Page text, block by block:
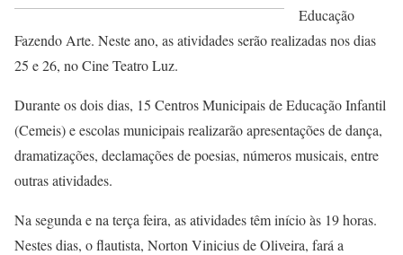
Educação
Fazendo Arte. Neste ano, as atividades serão realizadas nos dias
25 e 26, no Cine Teatro Luz.
Durante os dois dias, 15 Centros Municipais de Educação Infantil
(Cemeis) e escolas municipais realizarão apresentações de dança,
dramatizações, declamações de poesias, números musicais, entre
outras atividades.
Na segunda e na terça feira, as atividades têm início às 19 horas.
Nestes dias, o flautista, Norton Vinicius de Oliveira, fará a